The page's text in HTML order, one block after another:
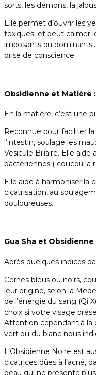
sorts, les démons, la
Elle permet d’ouvrir les
toxiques, et peut calmer
imposants ou
prise de conscience.
Obsidienne et Matière :
En la matière, c’est une
Reconnue pour faciliter
l’intestin, soulage les
Vésicule Biliaire. Elle aide
bactériennes ( coucou la
Elle aide à harmoniser la
cicatrisation, au
douloureuses.
Gua Sha et Obsidienne
Après quelques indices
Cernes bleus ou noirs,
leur origine, selon la
de l’énergie du sang (Qi
choix si votre visage
Attention cependant à la
vert ou du blanc nous
L’Obsidienne Noire est
cicatrices dûes à l’acné,
peau qui ne présente